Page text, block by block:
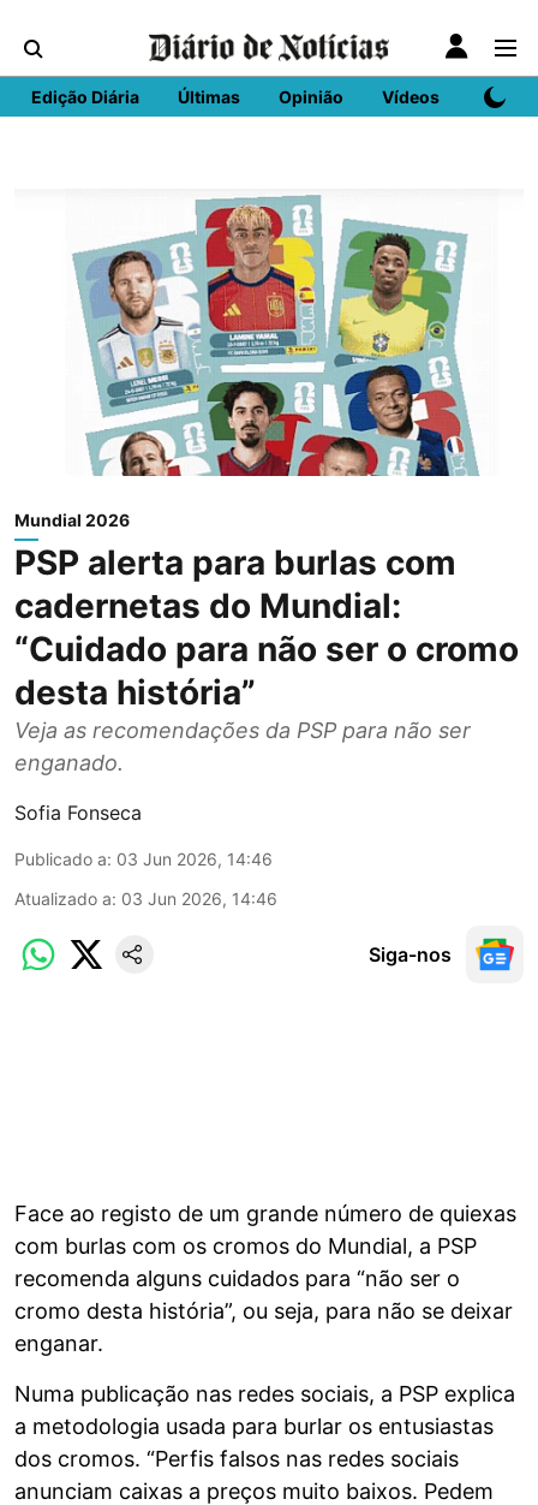
Edição Diária Últimas Opinião Vídeos DN
Mundial 2026
PSP alerta para burlas com
cadernetas do Mundial:
“Cuidado para não ser o cromo
desta história”
Veja as recomendações da PSP para não ser
enganado.
Sofia Fonseca
Publicado a: 03 Jun 2026, 14:46
Atualizado a: 03 Jun 2026, 14:46
Siga-nos
Face ao registo de um grande número de quiexas
com burlas com os cromos do Mundial, a PSP
recomenda alguns cuidados para “não ser o
cromo desta história”, ou seja, para não se deixar
enganar.
Numa publicação nas redes sociais, a PSP explica
a metodologia usada para burlar os entusiastas
dos cromos. “Perfis falsos nas redes sociais
anunciam caixas a preços muito baixos. Pedem